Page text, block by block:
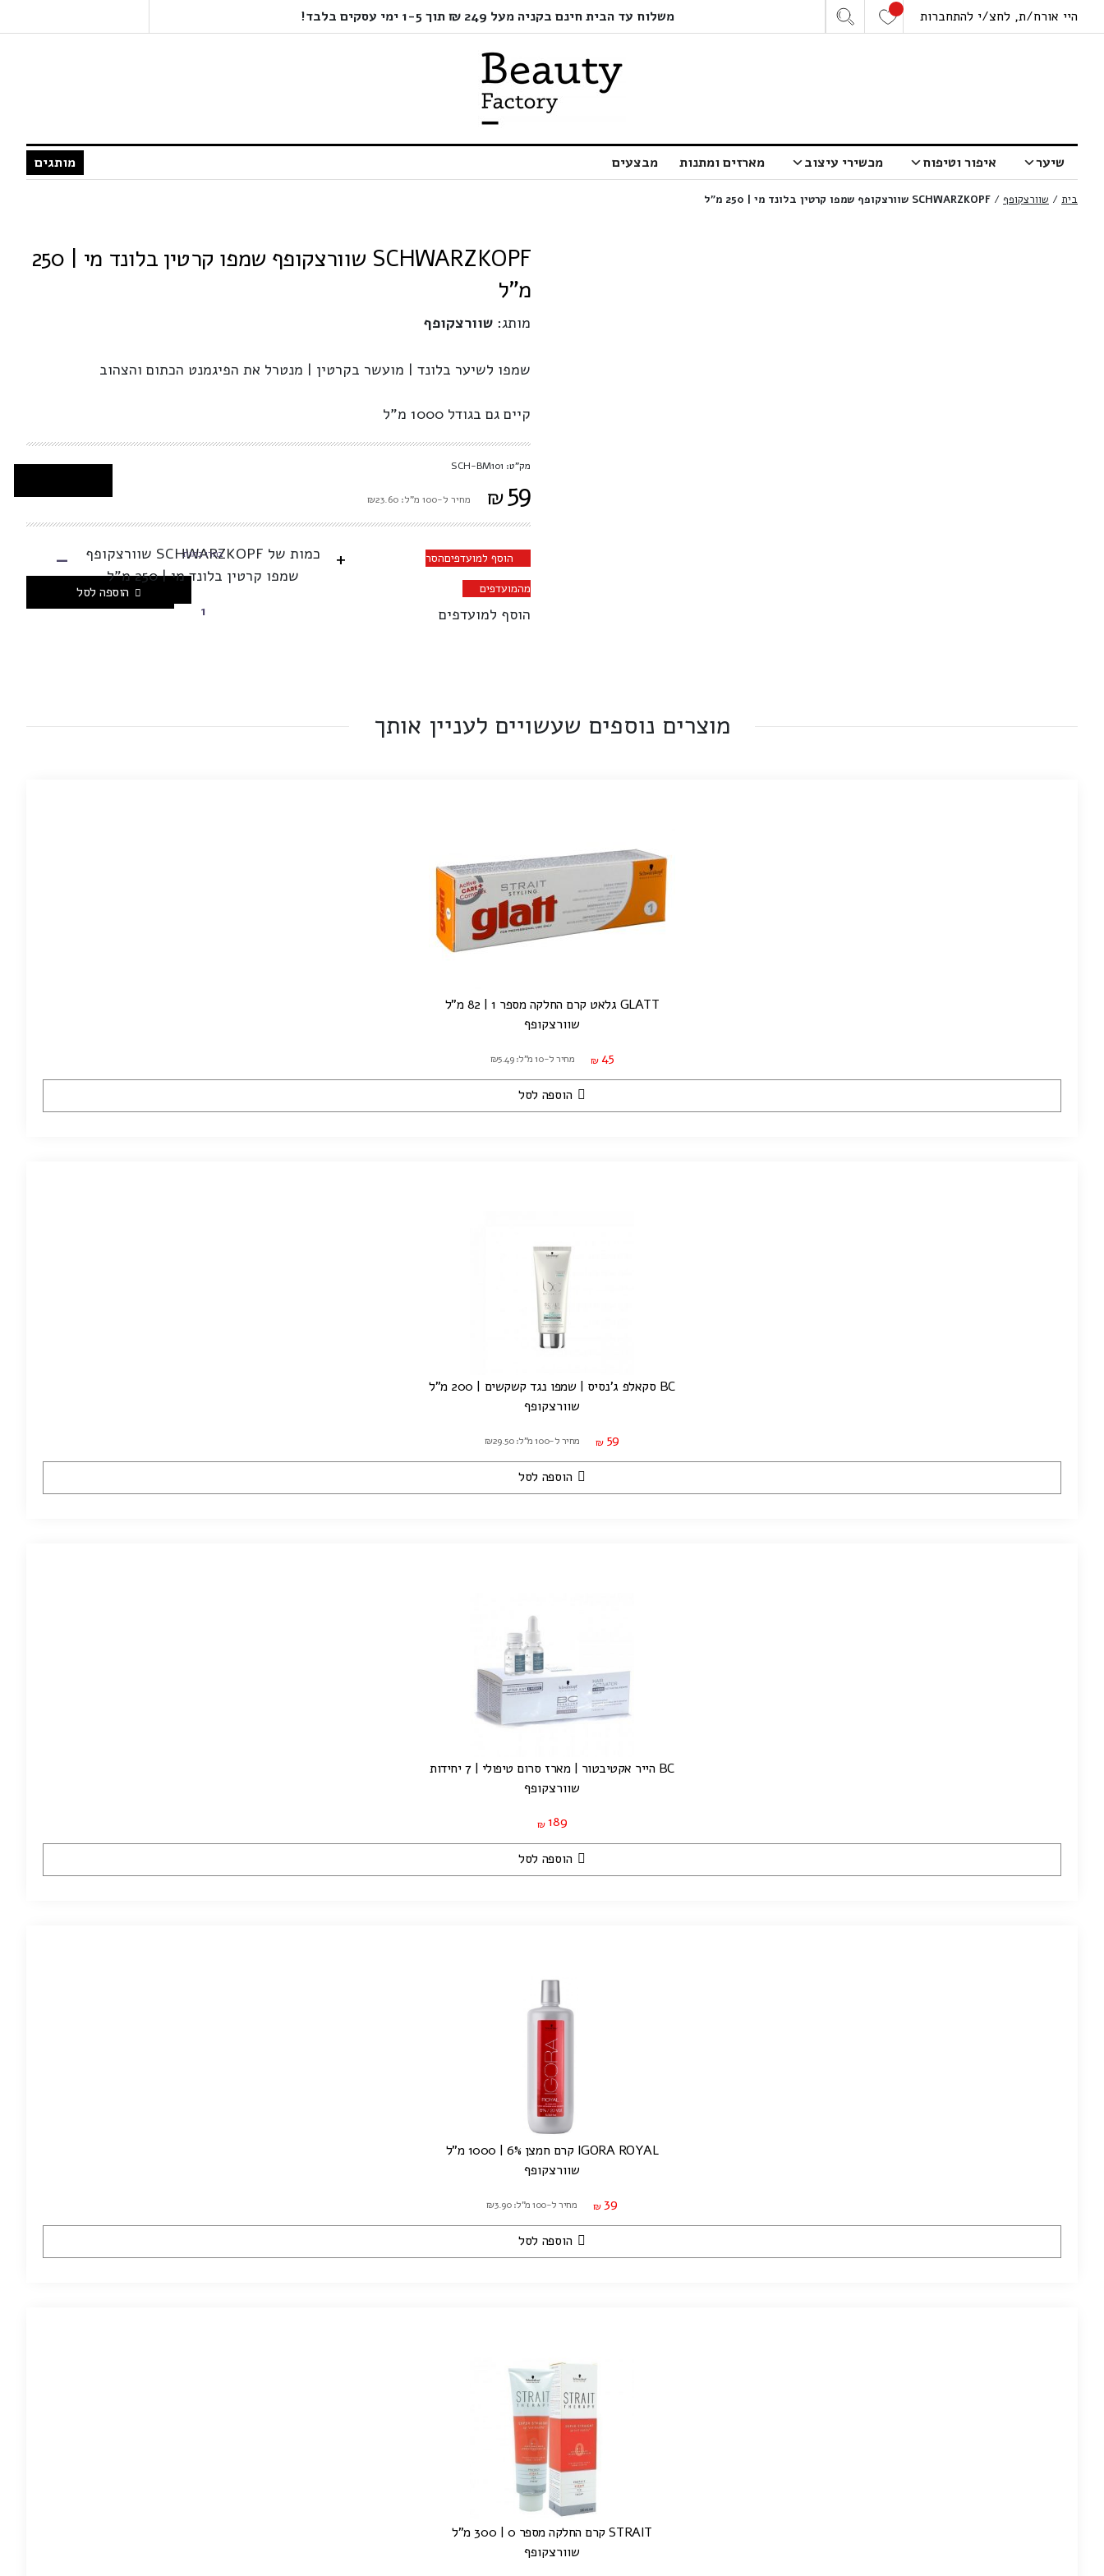
היי אורח/ת, לחצ/י להתחברות משלוח עד הבית חינם בקניה מעל 249 ₪ תוך 1-5 ימי עסקים בלבד!
שיער איפור וטיפוח מכשירי עיצוב מארזים ומתנות מבצעים מותגים
בית / שוורצקופף / SCHWARZKOPF שוורצקופף שמפו קרטין בלונד מי | 250 מ”ל
SCHWARZKOPF שוורצקופף שמפו קרטין בלונד מי | 250
מ"ל
מותג: שוורצקופף
שמפו לשיער בלונד | מועשר בקרטין | מנטרל את הפיגמנט הכתום והצהוב
קיים גם בגודל 1000 מ"ל
מק"ט: SCH-BM101
₪59 מחיר ל-100 מ"ל: ₪23.60
+
כמות של SCHWARZKOPF שוורצקופף
שמפו קרטין בלונד מי | 250 מ"ל
בחרו כמות -
הוספה לסל
הוסף למועדפיםהסר
מהמועדפים
הוסף למועדפים
מוצרים נוספים שעשויים לעניין אותך
GLATT גלאט קרם החלקה מספר 1 | 82 מ"ל
שוורצקופף
₪ 45 מחיר ל-10 מ"ל: ₪5.49
הוספה לסל
BC סקאלפ ג'נסיס | שמפו נגד קשקשים | 200 מ"ל
שוורצקופף
₪ 59 מחיר ל-100 מ"ל: ₪29.50
הוספה לסל
BC הייר אקטיבטור | מארז סרום טיפולי | 7 יחידות
שוורצקופף
₪ 189
הוספה לסל
IGORA ROYAL קרם חמצן 6% | 1000 מ"ל
שוורצקופף
₪ 39 מחיר ל-100 מ"ל: ₪3.90
הוספה לסל
STRAIT קרם החלקה מספר 0 | 300 מ"ל
שוורצקופף